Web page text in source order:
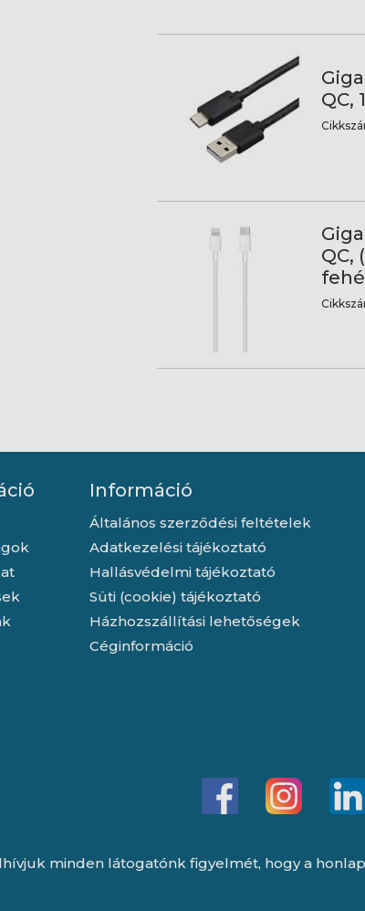
QC,
QC,
Információ
Általános szerződési feltételek
Adatkezelési tájékoztató
Hallásvédelmi tájékoztató
Süti (cookie) tájékoztató
Házhozszállítási lehetőségek
Céginformáció
minden látogatónk figyelmét, hogy a